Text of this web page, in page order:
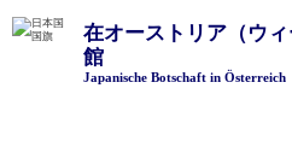
在オーストリア（ウ
館
Japanische Botschaft in Österreich